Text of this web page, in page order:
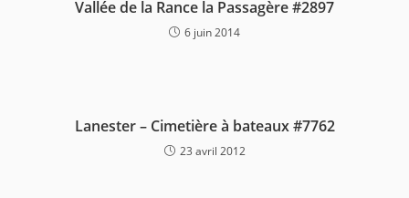
Vallée de la Rance la Passagère #2897
6 juin 2014
Lanester – Cimetière à bateaux #7762
23 avril 2012